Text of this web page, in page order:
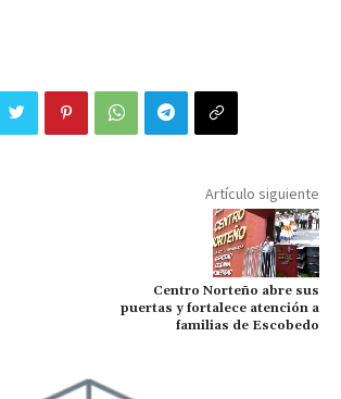
Artículo siguiente
Centro Norteño abre sus
puertas y fortalece atención a
familias de Escobedo